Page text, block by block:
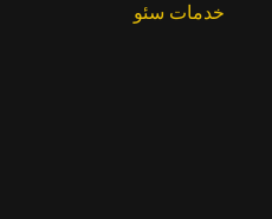
خدمات سئو